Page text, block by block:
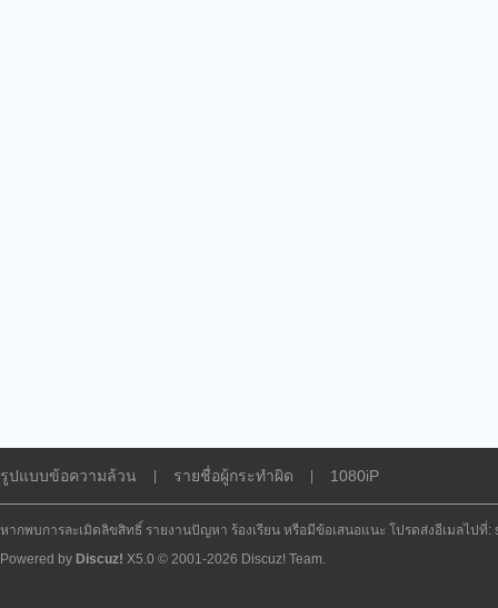
รูปแบบข้อความล้วน รายชื่อผู้กระทำผิด 1080iP
หากพบการละเมิดลิขสิทธิ์ รายงานปัญหา ร้องเรียน หรือมีข้อเสนอแนะ โปรดส่งอีเมลไปที่:
Powered by Discuz! X5.0 © 2001-2026 Discuz! Team.